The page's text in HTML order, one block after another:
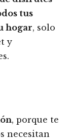
tus
hogar, solo
y
, porque te
necesitan